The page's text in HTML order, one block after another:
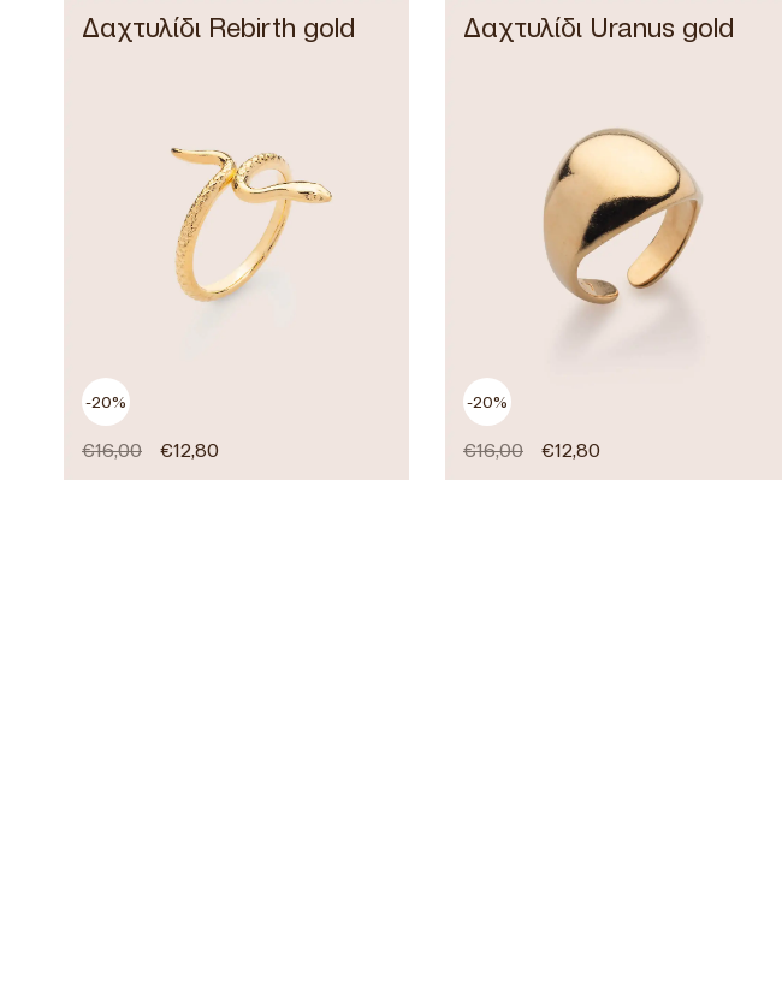
-20%
Δαχτυλίδι Rebirth gold
€16,00 €12,80
-20%
Δαχτυλίδι Uranus gold
€16,00 €12,80